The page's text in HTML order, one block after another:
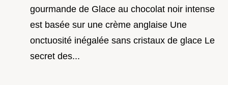
gourmande de Glace au chocolat noir intense
est basée sur une crème anglaise Une
onctuosité inégalée sans cristaux de glace Le
secret des...